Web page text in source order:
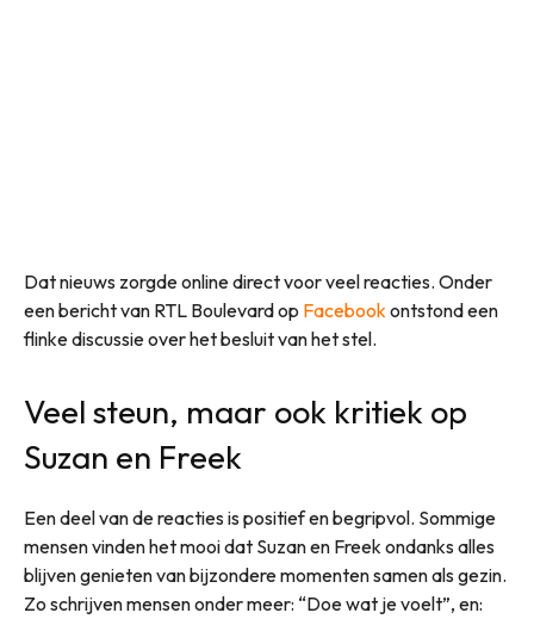
Dat nieuws zorgde online direct voor veel reacties. Onder
een bericht van RTL Boulevard op Facebookontstond een
flinke discussie over het besluit van het stel.
Veel steun, maar ook kritiek op
Suzan en Freek
Een deel van de reacties is positief en begripvol. Sommige
mensen vinden het mooi dat Suzan en Freek ondanks alles
blijven genieten van bijzondere momenten samen als gezin.
Zo schrijven mensen onder meer: “Doe wat je voelt”, en: